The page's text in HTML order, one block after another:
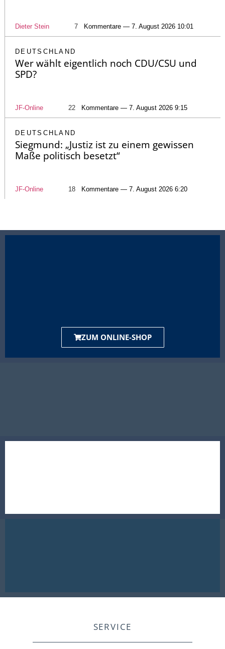
Dieter Stein 7 Kommentare — 7. August 2026 10:01
DEUTSCHLAND
Wer wählt eigentlich noch CDU/CSU und
SPD?
JF-Online 22 Kommentare — 7. August 2026 9:15
DEUTSCHLAND
Siegmund: „Justiz ist zu einem gewissen
Maße politisch besetzt“
JF-Online 18 Kommentare — 7. August 2026 6:20
ZUM ONLINE-SHOP
SERVICE